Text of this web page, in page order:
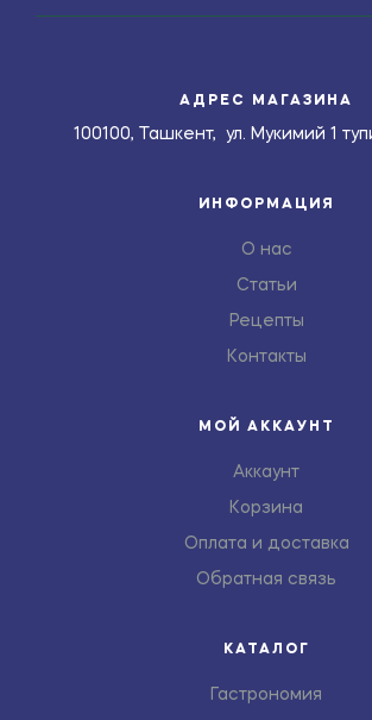
АДРЕС МАГАЗИНА
100100, Ташкент, ул. Мукимий 1
ИНФОРМАЦИЯ
О нас
Статьи
Рецепты
Контакты
МОЙ АККАУНТ
Аккаунт
Корзина
Оплата и доставка
Обратная связь
КАТАЛОГ
Гастрономия